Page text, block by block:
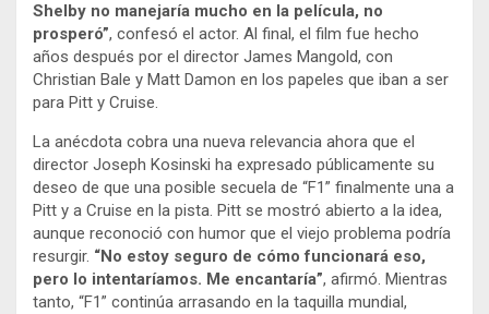
Shelby no manejaría mucho en la película, no
prosperó”, confesó el actor. Al final, el film fue hecho
años después por el director James Mangold, con
Christian Bale y Matt Damon en los papeles que iban a ser
para Pitt y Cruise.
La anécdota cobra una nueva relevancia ahora que el
director Joseph Kosinski ha expresado públicamente su
deseo de que una posible secuela de “F1” finalmente una a
Pitt y a Cruise en la pista. Pitt se mostró abierto a la idea,
aunque reconoció con humor que el viejo problema podría
resurgir. “No estoy seguro de cómo funcionará eso,
pero lo intentaríamos. Me encantaría”, afirmó. Mientras
tanto, “F1” continúa arrasando en la taquilla mundial,